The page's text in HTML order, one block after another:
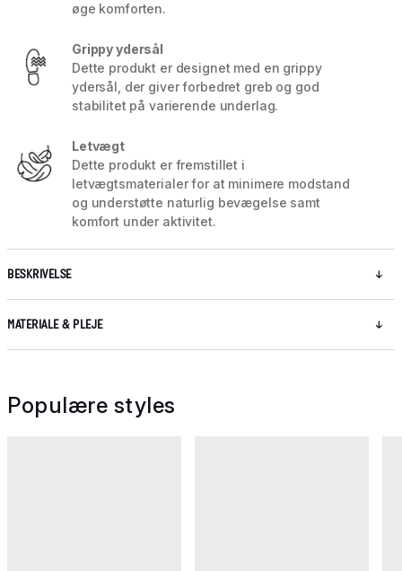
øge komforten.
Grippy ydersål
Dette produkt er designet med en grippy
ydersål, der giver forbedret greb og god
stabilitet på varierende underlag.
Letvægt
Dette produkt er fremstillet i
letvægtsmaterialer for at minimere modstand
og understøtte naturlig bevægelse samt
komfort under aktivitet.
BESKRIVELSE
MATERIALE & PLEJE
Populære styles